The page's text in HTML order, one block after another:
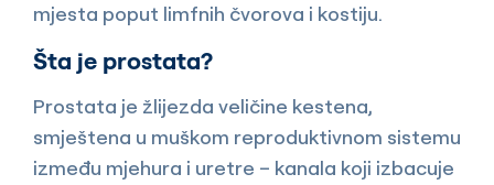
mjesta poput limfnih čvorova i kostiju.
Šta je prostata?
Prostata je žlijezda veličine kestena,
smještena u muškom reproduktivnom sistemu
između mjehura i uretre – kanala koji izbacuje